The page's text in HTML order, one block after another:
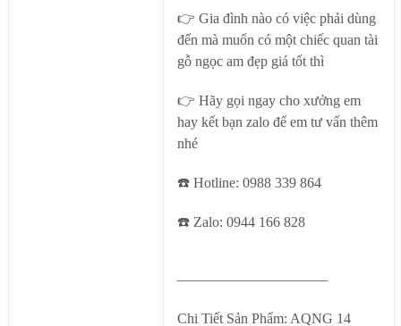
👉 Gia đình nào có việc phải dùng
đến mà muốn có một chiếc quan tài
gỗ ngọc am đẹp giá tốt thì
👉 Hãy gọi ngay cho xưởng em
hay kết bạn zalo để em tư vấn thêm
nhé
☎️ Hotline: 0988 339 864
☎️ Zalo: 0944 166 828
——————————–
Chi Tiết Sản Phẩm: AQNG 14